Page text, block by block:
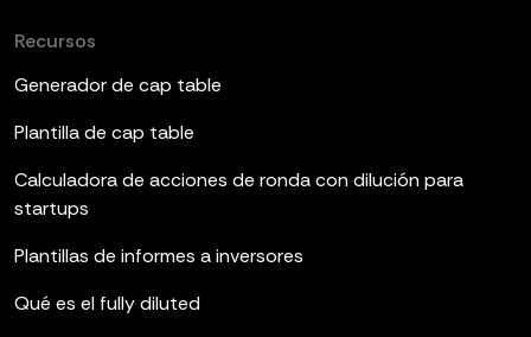
Recursos
Generador de cap table
Plantilla de cap table
Calculadora de acciones de ronda con dilución para
startups
Plantillas de informes a inversores
Qué es el fully diluted